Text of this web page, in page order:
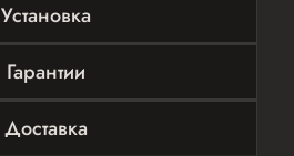
Установка
Гарантии
Доставка